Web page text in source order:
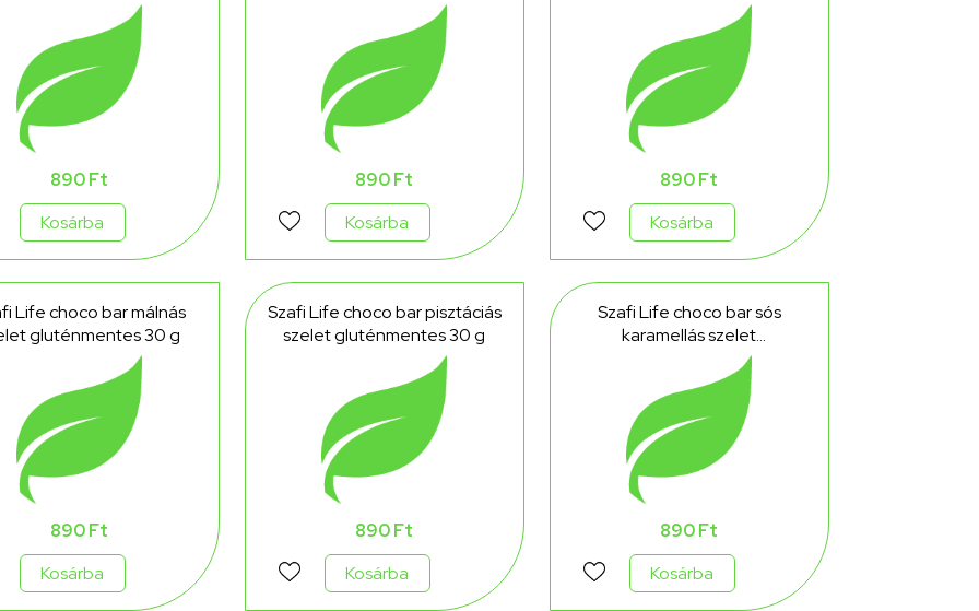
890 Ft
Kosárba
890 Ft
Kosárba
890 Ft
Kosárba
Life choco bar málnás
gluténmentes 30 g
890 Ft
Kosárba
Szafi Life choco bar pisztáciás
szelet gluténmentes 30 g
890 Ft
Kosárba
Szafi Life choco bar sós
karamellás szelet
gluténmentes 30 g
890 Ft
Kosárba